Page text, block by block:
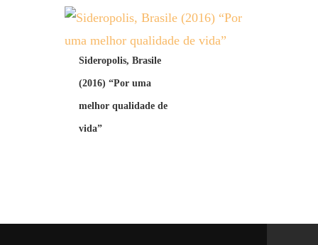
Sideropolis, Brasile
(2016) “Por uma
melhor qualidade de
vida”